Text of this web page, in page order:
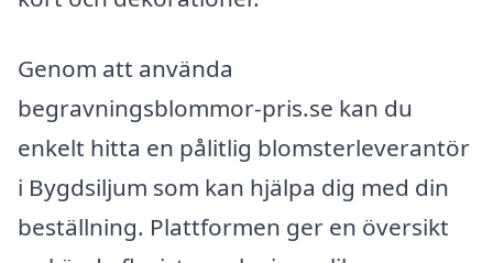
Genom att använda
begravningsblommor-pris.se kan du
enkelt hitta en pålitlig blomsterleverantör
i Bygdsiljum som kan hjälpa dig med din
beställning. Plattformen ger en översikt